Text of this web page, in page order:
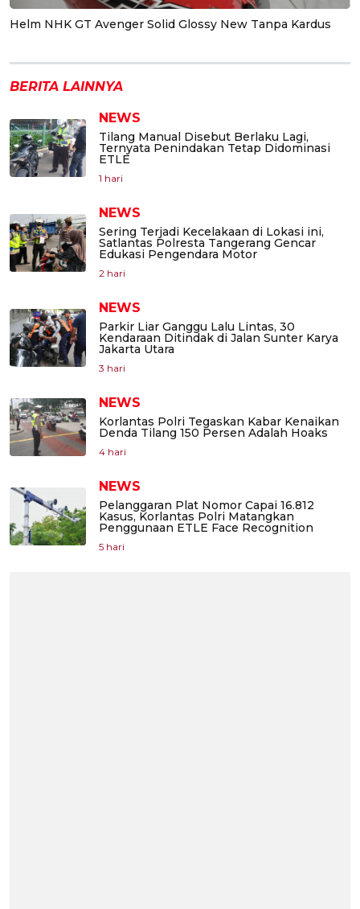
Helm NHK GT Avenger Solid Glossy New Tanpa Kardus
BERITA LAINNYA
NEWS
Tilang Manual Disebut Berlaku Lagi,
Ternyata Penindakan Tetap Didominasi
ETLE
1 hari
NEWS
Sering Terjadi Kecelakaan di Lokasi ini,
Satlantas Polresta Tangerang Gencar
Edukasi Pengendara Motor
2 hari
NEWS
Parkir Liar Ganggu Lalu Lintas, 30
Kendaraan Ditindak di Jalan Sunter Karya
Jakarta Utara
3 hari
NEWS
Korlantas Polri Tegaskan Kabar Kenaikan
Denda Tilang 150 Persen Adalah Hoaks
4 hari
NEWS
Pelanggaran Plat Nomor Capai 16.812
Kasus, Korlantas Polri Matangkan
Penggunaan ETLE Face Recognition
5 hari